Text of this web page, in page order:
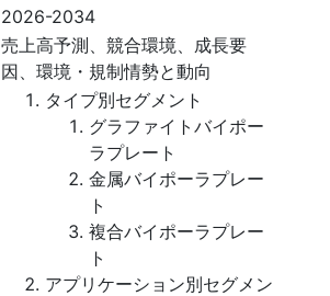
2026-2034
売上高予測、競合環境、成長要
因、環境・規制情勢と動向
タイプ別セグメント
グラファイトバイポー
ラプレート
金属バイポーラプレー
ト
複合バイポーラプレー
ト
アプリケーション別セグメン